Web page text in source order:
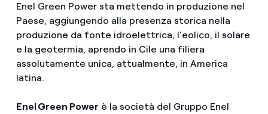
Enel Green Power sta mettendo in produzione nel
Paese, aggiungendo alla presenza storica nella
produzione da fonte idroelettrica, l’eolico, il solare
e la geotermia, aprendo in Cile una filiera
assolutamente unica, attualmente, in America
latina.
Enel Green Power è la società del Gruppo Enel